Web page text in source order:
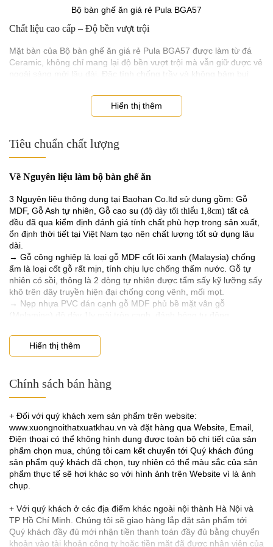
Bộ bàn ghế ăn giá rẻ Pula BGA57
Chất liệu cao cấp – Độ bền vượt trội
Mặt bàn của Bộ bàn ghế ăn giá rẻ Pula BGA57 được làm từ đá
Ceramic, không chỉ mang lại độ bền vượt trội mà vẫn giữ được vẻ
ngoài sáng mới lâu dài. Đặc tính chống trầy và không bám bụi
thể hoàn toàn yên tâm rằng bàn sẽ giữ được vẻ đẹp nguyên dù
sử dụng trong suốt thời gian dài.
Bộ bàn ghế ăn giá rẻ Pula BGA57
Ghế ăn tinh tế – Nhiều màu sắc sắc lựa chọn
Ghế ăn trong bộ BGA57 được chế tạo bằng đệm mềm bọc da,
mang đến sự thoải mái, thoải mái cho người ngồi, dù ngồi trong
thời gian dài. Điểm nhấn của bộ ghế này là sự đa dạng về màu
sắc tươi sáng và trang nhã, giúp bạn dễ dàng lựa chọn và kết
hợp với các phong cách nội thất khác nhau. Mặt bàn cũng có
nhiều màu với nhiều kiểu vân đá cho bạn thoải mái lựa chọn.
Hiển thị thêm
Tiêu chuẩn chất lượng
Về Nguyên liệu làm bộ bàn ghế ăn
3 Nguyên liệu thông dụng tại Baohan Co.ltd sử dụng gồm: Gỗ
MDF, Gỗ Ash tự nhiên, Gỗ cao su (độ dày tối thiểu 1,8cm) tất cả
đều đã qua kiểm định đánh giá tính chất phù hợp trong sản xuất,
ổn định thời tiết tại Việt Nam tạo nên chất lượng tốt sử dụng lâu
dài.
→ Gỗ công nghiệp là loại gỗ MDF cốt lõi xanh (Malaysia) chống
ẩm là loại cốt gỗ rất mịn, tính chịu lực chống thấm nước. Gỗ tự
nhiên có sồi, thông là 2 dòng tự nhiên được tẩm sấy kỹ lưỡng sấy
khô trên dây truyền hiện đại chống cong vênh, mối mọt.
→ Nẹp nhựa PVC dán cạnh gỗ MDF phủ bề mặt vân gỗ
Về Sơn các sản phẩm bàn ghế ăn
Tại Baohan Co.ltd sử dụng duy nhất
sơn bao gồm lau bả, sơn lót 2 lần, sơn dặm màu, sơn bóng. Tuy
giá thành hơi cao so với những dòng sơn thông thường nhưng lại
cứng, đảm bảo không bong tróc khó xước sát.
• Quy ước chung về bàn ghế ăn
° Ghép mặt gỗ tự nhiên phải ghép mộng.
° Sơn gỗ công nghiệp phủ bóng, đối với dòng gỗ tự nhiên sơn
bóng mờ 50%.
° Nếu dùng tay âm thì phải có thêm phụ kiện nhún đẩy.
màu gỗ.
° Bàn làm việc, bàn họp, kệ tivi, bàn học sinh phải khoan lỗ có
nắp nhựa luồn dây điện.
Hiển thị thêm
Chính sách bán hàng
+ Đối với quý khách xem sản phẩm trên website:
www.xuongnoithatxuatkhau.vn và đặt hàng qua Website, Email,
Điện thoại có thể không hình dung được toàn bộ chi tiết của sản
phẩm chọn mua, chúng tôi cam kết chuyển tới Quý khách đúng
sản phẩm quý khách đã chọn, tuy nhiên có thể màu sắc của sản
phẩm thực tế sẽ hơi khác so với hình ảnh trên Website vì là ảnh
chụp.
+ Với quý khách ở các địa điểm khác ngoài nội thành Hà Nội và
TP Hồ Chí Minh. Chúng tôi sẽ giao hàng lắp đặt sản phẩm tới
Quý khách đầy đủ mới nhận tiền thanh toán đầy đủ bằng chuyển
khoản vào tài khoản công ty hoặc tiền mặt đã được nhân viên của